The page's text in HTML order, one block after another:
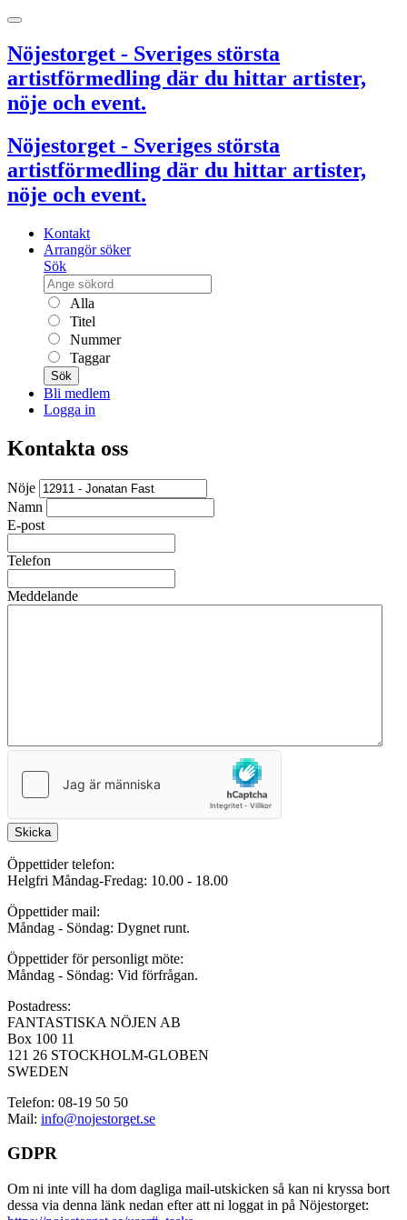
Nöjestorget - Sveriges största
artistförmedling där du hittar artister,
nöje och event.
Nöjestorget - Sveriges största
artistförmedling där du hittar artister,
nöje och event.
Kontakt
Arrangör söker
Sök
Alla
Titel
Nummer
Taggar
Sök
Bli medlem
Logga in
Kontakta oss
Nöje
Namn
E-post
Telefon
Meddelande
Skicka
Öppettider telefon:
Helgfri Måndag-Fredag: 10.00 - 18.00
Öppettider mail:
Måndag - Söndag: Dygnet runt.
Öppettider för personligt möte:
Måndag - Söndag: Vid förfrågan.
Postadress:
FANTASTISKA NÖJEN AB
Box 100 11
121 26 STOCKHOLM-GLOBEN
SWEDEN
Telefon: 08-19 50 50
Mail: info@nojestorget.se
GDPR
Om ni inte vill ha dom dagliga mail-utskicken så kan ni kryssa bort
dessa via denna länk nedan efter att ni loggat in på Nöjestorget: